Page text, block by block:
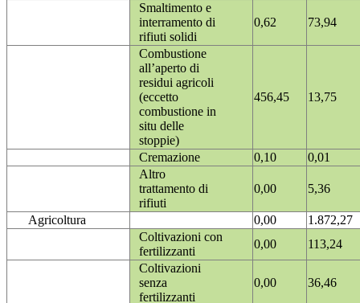
Smaltimento e
interramento di
rifiuti solidi
0,62 73,94
Combustione
all’aperto di
residui agricoli
(eccetto
combustione in
situ delle
stoppie)
456,45 13,75
Cremazione 0,10
0,01
Altro
trattamento di
rifiuti
0,00 5,36
Agricoltura 0,00
1.872,27
Coltivazioni con
fertilizzanti
0,00
113,24
Coltivazioni
senza
fertilizzanti
0,00 36,46